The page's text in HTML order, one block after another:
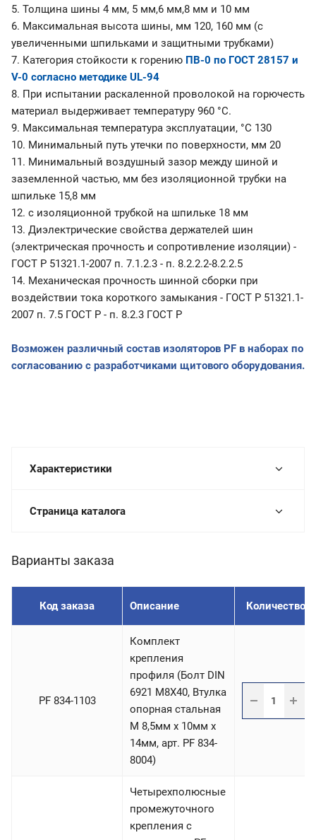
5. Толщина шины 4 мм, 5 мм,6 мм,8 мм и 10 мм
6. Максимальная высота шины, мм 120, 160 мм (с
увеличенными шпильками и защитными трубками)
7. Категория стойкости к горению ПВ-0 по ГОСТ 28157 и
V-0 согласно методике UL-94
8. При испытании раскаленной проволокой на горючесть
материал выдерживает температуру 960 °С.
9. Максимальная температура эксплуатации, °С 130
10. Минимальный путь утечки по поверхности, мм 20
11. Минимальный воздушный зазор между шиной и
заземленной частью, мм без изоляционной трубки на
шпильке 15,8 мм
12. с изоляционной трубкой на шпильке 18 мм
13. Диэлектрические свойства держателей шин
(электрическая прочность и сопротивление изоляции) -
ГОСТ Р 51321.1-2007 п. 7.1.2.3 - п. 8.2.2.2-8.2.2.5
14. Механическая прочность шинной сборки при
воздействии тока короткого замыкания - ГОСТ Р 51321.1-
2007 п. 7.5 ГОСТ Р - п. 8.2.3 ГОСТ Р
Возможен различный состав изоляторов PF в наборах по
согласованию с разработчиками щитового оборудования.
Характеристики
Страница каталога
Варианты заказа
Код заказа Описание Количество
PF 834-1103
Комплект
крепления
профиля (Болт DIN
6921 М8Х40, Втулка
опорная стальная
М 8,5мм х 10мм х
14мм, арт. PF 834-
8004)
Четырехполюсные
промежуточного
крепления с